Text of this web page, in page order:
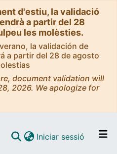
d'estiu, la validació
a partir del 28
les molèsties.
la validación de
a partir del 28 de agosto
document validation will
2026. We apologize for
Iniciar sessió (current)